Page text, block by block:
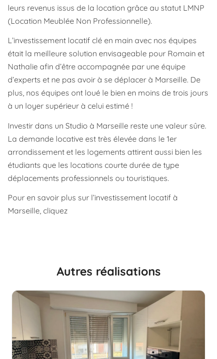
leurs revenus issus de la location grâce au statut LMNP
(Location Meublée Non Professionnelle).
L’investissement locatif clé en main avec nos équipes
était la meilleure solution envisageable pour Romain et
Nathalie afin d’être accompagnée par une équipe
d’experts et ne pas avoir à se déplacer à Marseille. De
plus, nos équipes ont loué le bien en moins de trois jours
à un loyer supérieur à celui estimé !
Investir dans un Studio à Marseille reste une valeur sûre.
La demande locative est très élevée dans le 1er
arrondissement et les logements attirent aussi bien les
étudiants que les locations courte durée de type
déplacements professionnels ou touristiques.
Pour en savoir plus sur l’investissement locatif à
Marseille, cliquez
Autres réalisations